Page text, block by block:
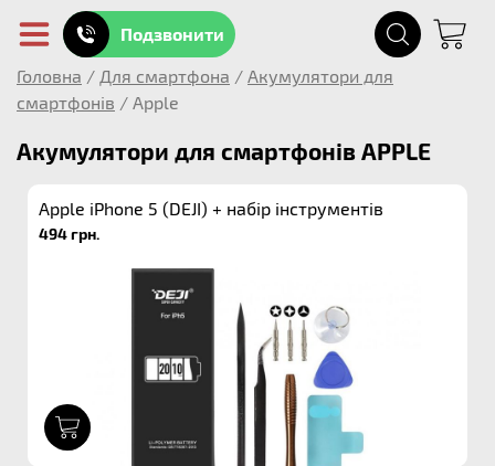
Подзвонити
Головна / Для смартфона / Акумулятори для
смартфонів / Apple
Акумулятори для смартфонів APPLE
Apple iPhone 5 (DEJI) + набір інструментів
494 грн.